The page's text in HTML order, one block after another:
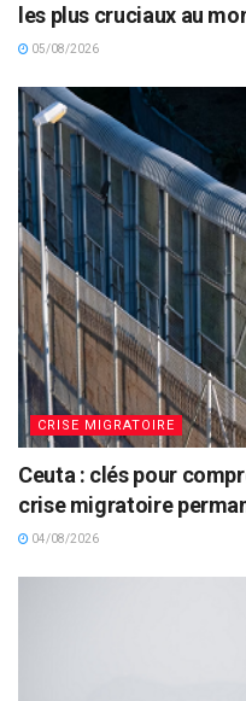
les plus cruciaux au
05/08/2026
CRISE MIGRATOIRE
Ceuta : clés pour
crise migratoire
04/08/2026